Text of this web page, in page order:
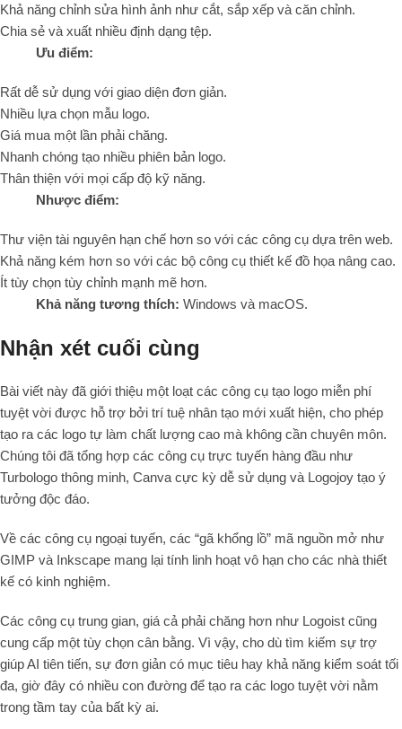
Khả năng chỉnh sửa hình ảnh như cắt, sắp xếp và căn chỉnh.
Chia sẻ và xuất nhiều định dạng tệp.
Ưu điểm:
Rất dễ sử dụng với giao diện đơn giản.
Nhiều lựa chọn mẫu logo.
Giá mua một lần phải chăng.
Nhanh chóng tạo nhiều phiên bản logo.
Thân thiện với mọi cấp độ kỹ năng.
Nhược điểm:
Thư viện tài nguyên hạn chế hơn so với các công cụ dựa trên web.
Khả năng kém hơn so với các bộ công cụ thiết kế đồ họa nâng cao.
Ít tùy chọn tùy chỉnh mạnh mẽ hơn.
Khả năng tương thích: Windows và macOS.
Nhận xét cuối cùng
Bài viết này đã giới thiệu một loạt các công cụ tạo logo miễn phí
tuyệt vời được hỗ trợ bởi trí tuệ nhân tạo mới xuất hiện, cho phép
tạo ra các logo tự làm chất lượng cao mà không cần chuyên môn.
Chúng tôi đã tổng hợp các công cụ trực tuyến hàng đầu như
Turbologo thông minh, Canva cực kỳ dễ sử dụng và Logojoy tạo ý
tưởng độc đáo.
Về các công cụ ngoại tuyến, các “gã khổng lồ” mã nguồn mở như
GIMP và Inkscape mang lại tính linh hoạt vô hạn cho các nhà thiết
kế có kinh nghiệm.
Các công cụ trung gian, giá cả phải chăng hơn như Logoist cũng
cung cấp một tùy chọn cân bằng. Vì vậy, cho dù tìm kiếm sự trợ
giúp AI tiên tiến, sự đơn giản có mục tiêu hay khả năng kiểm soát tối
đa, giờ đây có nhiều con đường để tạo ra các logo tuyệt vời nằm
trong tầm tay của bất kỳ ai.